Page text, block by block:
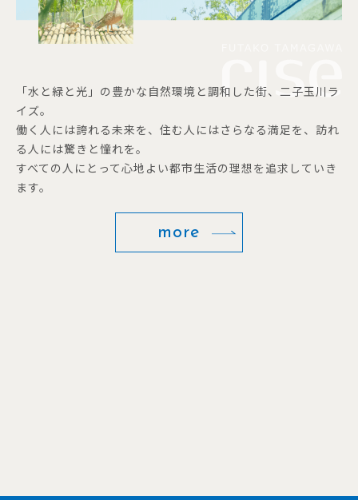
「水と緑と光」の豊かな自然環境と調和した街、二子玉川ラ
イズ。
働く人には誇れる未来を、住む人にはさらなる満足を、訪れ
る人には驚きと憧れを。
すべての人にとって心地よい都市生活の理想を追求していき
ます。
more